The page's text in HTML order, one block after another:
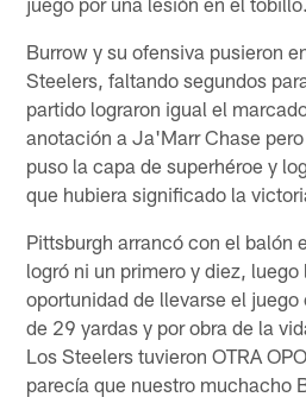
Burrow y su ofensiva pusieron
Steelers, faltando segundos
partido lograron igual el
anotación a Ja'Marr Chase
puso la capa de superhéroe y
que hubiera significado la
Pittsburgh arrancó con el balón
logró ni un primero y diez,
oportunidad de llevarse el
de 29 yardas y por obra de la
Los Steelers tuvieron OTRA
parecía que nuestro muchacho